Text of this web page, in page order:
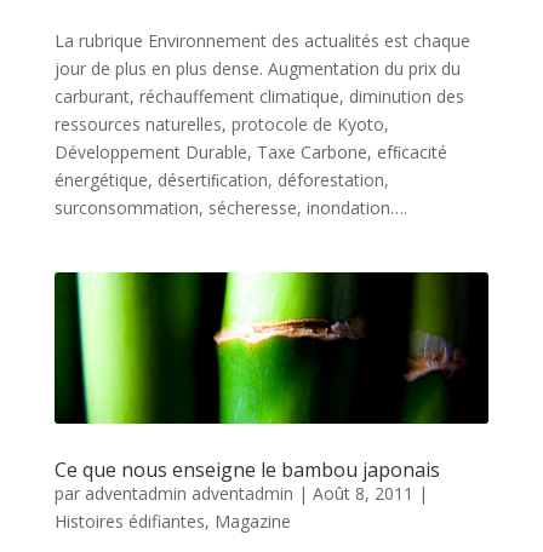
La rubrique Environnement des actualités est chaque
jour de plus en plus dense. Augmentation du prix du
carburant, réchauffement climatique, diminution des
ressources naturelles, protocole de Kyoto,
Développement Durable, Taxe Carbone, efﬁcacité
énergétique, désertiﬁcation, déforestation,
surconsommation, sécheresse, inondation….
Ce que nous enseigne le bambou japonais
par adventadmin adventadmin | Août 8, 2011 |
Histoires édifiantes, Magazine